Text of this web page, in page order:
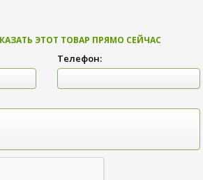
ЭТОТ ТОВАР ПРЯМО СЕЙЧАС
Телефон: